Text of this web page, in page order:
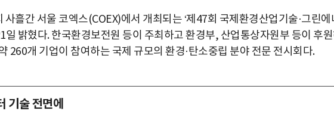
흘간 서울 코엑스(COEX)에서 개최되는 ‘제47회 국제환경산업기술·그린에
일 밝혔다. 한국환경보전원 등이 주최하고 환경부, 산업통상자원부 등이 후
260개 기업이 참여하는 국제 규모의 환경·탄소중립 분야 전문 전시회다.
기술 전면에